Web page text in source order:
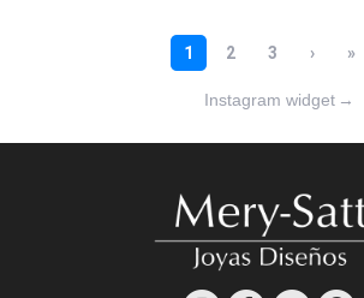
Instagram widget →